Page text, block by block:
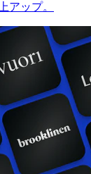
アップ。